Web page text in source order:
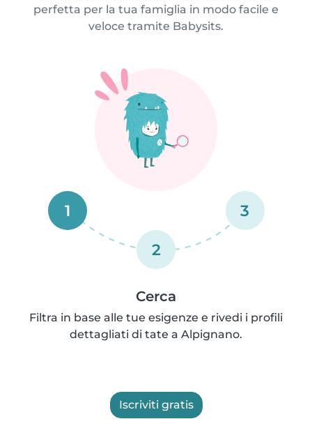
perfetta per la tua famiglia in modo facile e
veloce tramite Babysits.
1
2
3
Cerca
Filtra in base alle tue esigenze e rivedi i profili
dettagliati di tate a Alpignano.
Iscriviti gratis